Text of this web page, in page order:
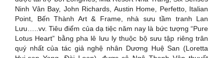
Ninh Vân Bay, John Richards, Austin Home, Perfetto, Italian
Point, Bến Thành Art & Frame, nhà sưu tầm tranh Lan
Lưu…..vv. Tiêu điểm của dạ tiệc năm nay là bức tượng “Pure
Lotus Heart” bằng pha lê lưu ly thuộc bộ sưu tập riêng trân
quý nhất của tác giả nghệ nhân Dương Huệ San (Loretta